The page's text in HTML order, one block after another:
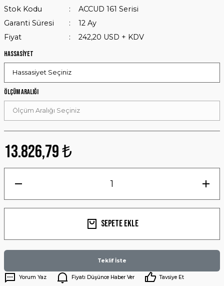
Stok Kodu
ACCUD 161 Serisi
Garanti Süresi
12 Ay
Fiyat
242,20 USD + KDV
Hassasiyet
Ölçüm Aralığı
13.826,79 ₺
Sepete Ekle
Teklif İste
Yorum Yaz Fiyatı Düşünce Haber Ver Tavsiye Et